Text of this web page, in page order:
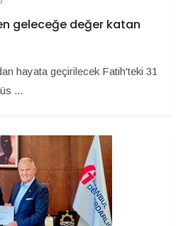
geleceğe değer katan
hayata geçirilecek Fatih'teki 31
...